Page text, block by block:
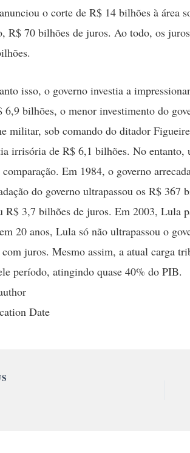
o corte de R$ 14 bilhões à área
R$ 70 bilhões de juros. Ao todo, os
isso, o governo investia a
6,9 bilhões, o menor investimento do
militar, sob comando do ditador
irrisória de R$ 6,1 bilhões. No entanto,
comparação. Em 1984, o governo
do governo ultrapassou os R$
R$ 3,7 bilhões de juros. Em 2003, Lula
20 anos, Lula só não ultrapassou o
com juros. Mesmo assim, a atual carga
período, atingindo quase 40% do PIB.
Date